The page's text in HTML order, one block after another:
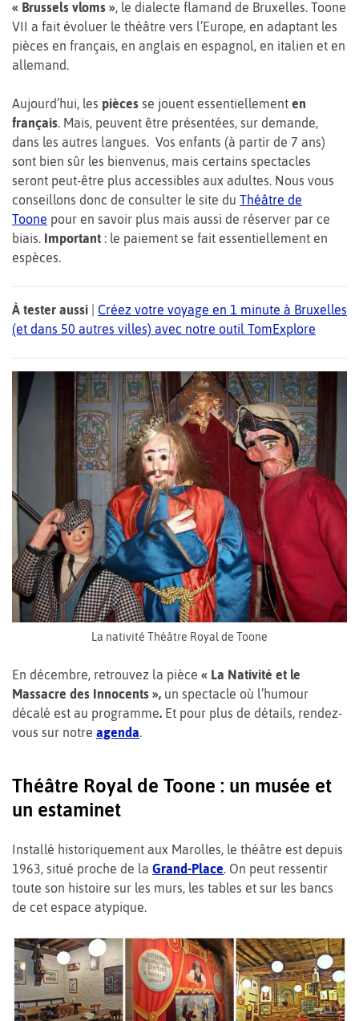
« Brussels vloms », le dialecte flamand de Bruxelles. Toone
VII a fait évoluer le théâtre vers l’Europe, en adaptant les
pièces en français, en anglais en espagnol, en italien et en
allemand.
Aujourd’hui, les pièces se jouent essentiellement en
français. Mais, peuvent être présentées, sur demande,
dans les autres langues. Vos enfants (à partir de 7 ans)
sont bien sûr les bienvenus, mais certains spectacles
seront peut-être plus accessibles aux adultes. Nous vous
conseillons donc de consulter le site du Théâtre de
Toone pour en savoir plus mais aussi de réserver par ce
biais. Important : le paiement se fait essentiellement en
espèces.
À tester aussi
Créez votre voyage en 1 minute à Bruxelles
(et dans 50 autres villes) avec notre outil TomExplore
La nativité Théâtre Royal de Toone
En décembre, retrouvez la pièce « La Nativité et le
Massacre des Innocents », un spectacle où l’humour
décalé est au programme. Et pour plus de détails, rendez-
vous sur notre agenda.
Théâtre Royal de Toone : un musée et
un estaminet
Installé historiquement aux Marolles, le théâtre est depuis
1963, situé proche de la Grand-Place. On peut ressentir
toute son histoire sur les murs, les tables et sur les bancs
de cet espace atypique.